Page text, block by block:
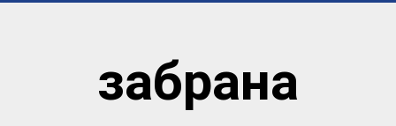
забрана